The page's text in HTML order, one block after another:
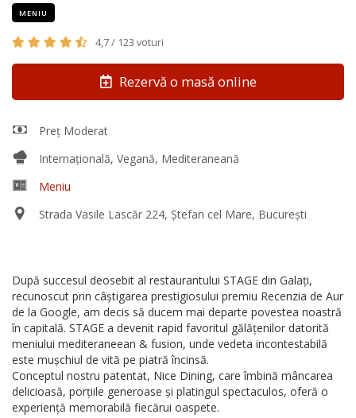
MENIU
4,7 / 123 voturi
Rezervă o masă online
Preț Moderat
Internațională, Vegană, Mediteraneană
Meniu
Strada Vasile Lascăr 224, Ștefan cel Mare, București
După succesul deosebit al restaurantului STAGE din Galați,
recunoscut prin câștigarea prestigiosului premiu Recenzia de Aur
de la Google, am decis să ducem mai departe povestea noastră
în capitală. STAGE a devenit rapid favoritul gălățenilor datorită
meniului mediteraneean & fusion, unde vedeta incontestabilă
este mușchiul de vită pe piatră încinsă.
Conceptul nostru patentat, Nice Dining, care îmbină mâncarea
delicioasă, porțiile generoase și platingul spectaculos, oferă o
experiență memorabilă fiecărui oaspete.